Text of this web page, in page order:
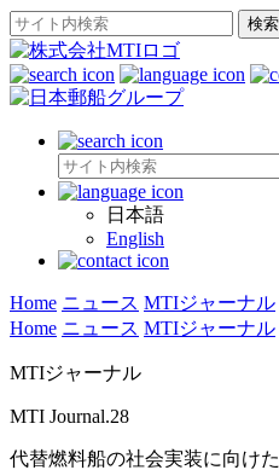
日本語
English
Home ニュース MTIジャーナル
Home ニュース MTIジャーナル
MTIジャーナル
MTI Journal.28
代替燃料船の社会実装に向けた